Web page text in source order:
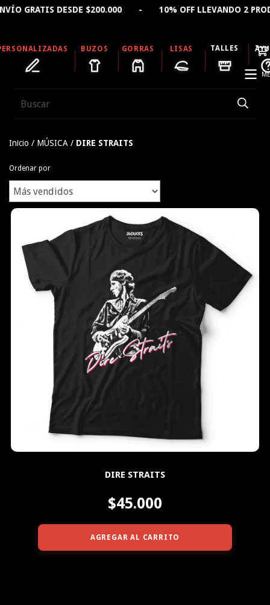
$200.000 - 10% OFF LLEVANDO 2
BUZOS GORRAS LISAS TALLES
Inicio / MÚSICA / DIRE STRAITS
Ordenar por
DIRE STRAITS
$45.000
AGREGAR AL CARRITO